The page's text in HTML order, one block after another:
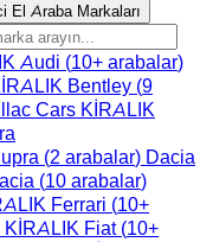
El Araba Markaları
Audi (10+ arabalar)
Bentley (9
(2 arabalar) Dacia
(10 arabalar)
Ferrari (10+
Fiat (10+